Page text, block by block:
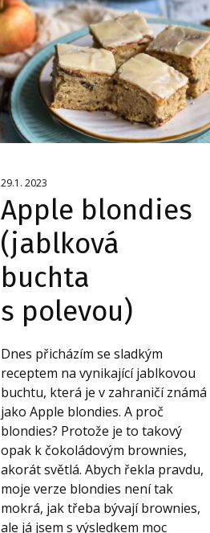
29.1. 2023
Apple blondies
(jablková
buchta
s polevou)
Dnes přicházím se sladkým
receptem na vynikající jablkovou
buchtu, která je v zahraničí známá
jako Apple blondies. A proč
blondies? Protože je to takový
opak k čokoládovým brownies,
akorát světlá. Abych řekla pravdu,
moje verze blondies není tak
mokrá, jak třeba bývají brownies,
ale já jsem s výsledkem moc